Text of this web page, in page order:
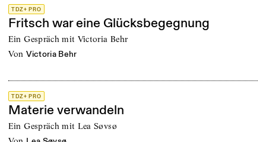
TDZ+ PRO
Fritsch war eine Glücksbegegnung
Ein Gespräch mit Victoria Behr
von Victoria Behr
TDZ+ PRO
Materie verwandeln
Ein Gespräch mit Lea Søvsø